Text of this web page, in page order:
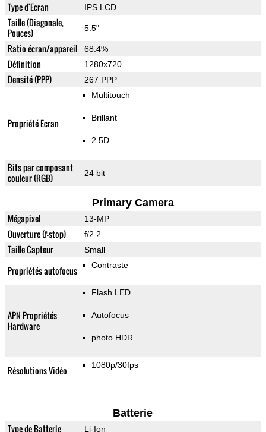
Type d'Ecran IPS LCD
Taille (Diagonale,
Pouces)
5.5"
Ratio écran/appareil 68.4%
Définition 1280x720
Densité (PPP) 267 PPP
Propriété Ecran
Multitouch
Brillant
2.5D
Bits par composant
couleur (RGB)
24 bit
Primary Camera
Mégapixel 13-MP
Ouverture (f-stop) f/2.2
Taille Capteur Small
Propriétés autofocus Contraste
APN Propriétés
Hardware
Flash LED
Autofocus
photo HDR
Résolutions Vidéo 1080p/30fps
Batterie
Type de Batterie Li-Ion